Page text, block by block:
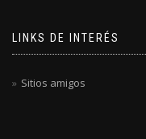
LINKS DE INTERÉS
Sitios amigos